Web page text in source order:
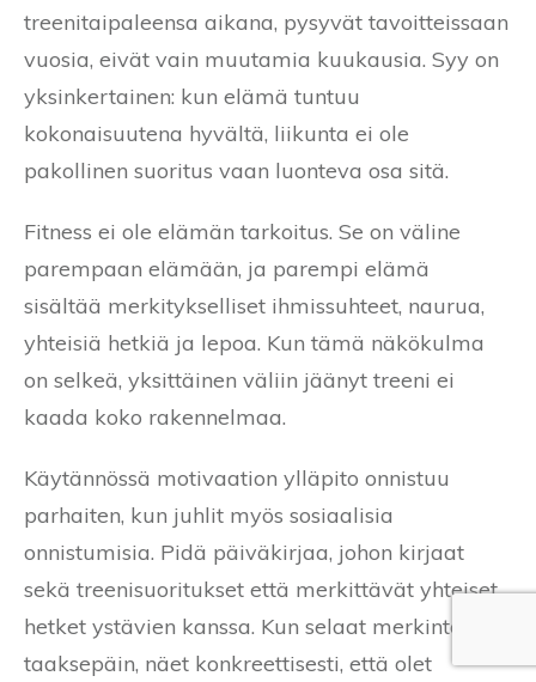
treenitaipaleensa aikana, pysyvät tavoitteissaan
vuosia, eivät vain muutamia kuukausia. Syy on
yksinkertainen: kun elämä tuntuu
kokonaisuutena hyvältä, liikunta ei ole
pakollinen suoritus vaan luonteva osa sitä.
Fitness ei ole elämän tarkoitus. Se on väline
parempaan elämään, ja parempi elämä
sisältää merkitykselliset ihmissuhteet, naurua,
yhteisiä hetkiä ja lepoa. Kun tämä näkökulma
on selkeä, yksittäinen väliin jäänyt treeni ei
kaada koko rakennelmaa.
Käytännössä motivaation ylläpito onnistuu
parhaiten, kun juhlit myös sosiaalisia
onnistumisia. Pidä päiväkirjaa, johon kirjaat
sekä treenisuoritukset että merkittävät yhteiset
hetket ystävien kanssa. Kun selaat merkintöjä
taaksepäin, näet konkreettisesti, että olet